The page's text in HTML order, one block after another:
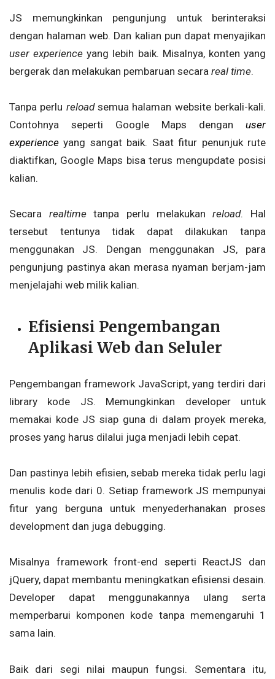
JS memungkinkan pengunjung untuk berinteraksi
dengan halaman web. Dan kalian pun dapat menyajikan
user experienceyang lebih baik. Misalnya, konten yang
bergerak dan melakukan pembaruan secara real time.
Tanpa perlu reloadsemua halaman website berkali-kali.
Contohnya seperti Google Maps dengan user
experience yang sangat baik. Saat fitur penunjuk rute
diaktifkan, Google Maps bisa terus mengupdate posisi
kalian.
Secara realtimetanpa perlu melakukan reload. Hal
tersebut tentunya tidak dapat dilakukan tanpa
menggunakan JS. Dengan menggunakan JS, para
pengunjung pastinya akan merasa nyaman berjam-jam
menjelajahi web milik kalian.
Efisiensi Pengembangan
Aplikasi Web dan Seluler
Pengembangan framework JavaScript, yang terdiri dari
library kode JS. Memungkinkan developer untuk
memakai kode JS siap guna di dalam proyek mereka,
proses yang harus dilalui juga menjadi lebih cepat.
Dan pastinya lebih efisien, sebab mereka tidak perlu lagi
menulis kode dari 0. Setiap framework JS mempunyai
fitur yang berguna untuk menyederhanakan proses
development dan juga debugging.
Misalnya framework front-end seperti ReactJS dan
jQuery, dapat membantu meningkatkan efisiensi desain.
Developer dapat menggunakannya ulang serta
memperbarui komponen kode tanpa memengaruhi 1
sama lain.
Baik dari segi nilai maupun fungsi. Sementara itu,